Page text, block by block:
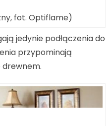
fot. Optiflame)
jedynie podłączenia do
przypominają